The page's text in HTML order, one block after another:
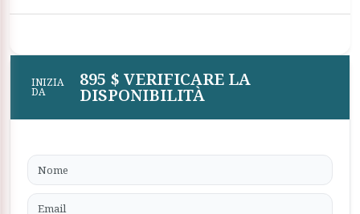
INIZIA
DA
895 $ VERIFICARE LA
DISPONIBILITÀ